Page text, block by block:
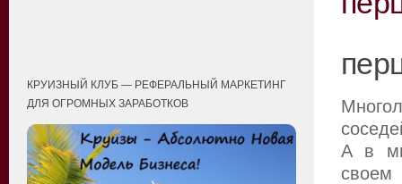
А в
своем
КРУИЗНЫЙ КЛУБ — РЕФЕРАЛЬНЫЙ МАРКЕТИНГ
ДЛЯ ОГРОМНЫХ ЗАРАБОТКОВ